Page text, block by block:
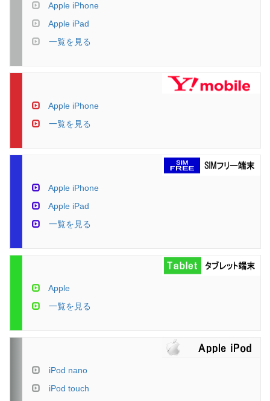
Apple iPhone
Apple iPad
一覧を見る
Apple iPhone
一覧を見る
Apple iPhone
Apple iPad
一覧を見る
Apple
一覧を見る
iPod nano
iPod touch